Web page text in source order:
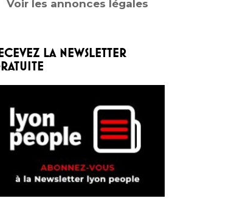
Voir les annonces légales
LA NEWSLETTER